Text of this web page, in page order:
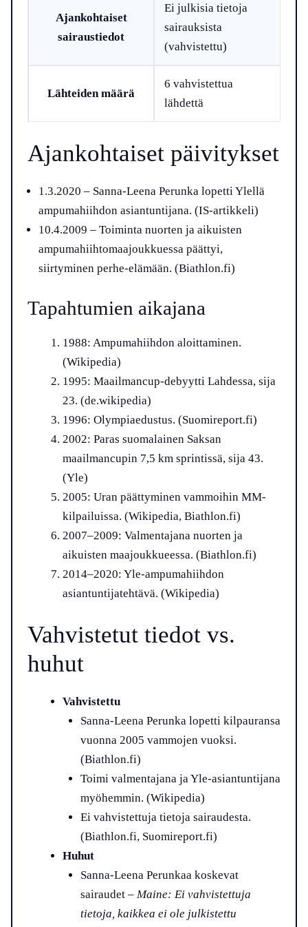
Ajankohtaiset
sairaustiedot
Ei julkisia tietoja
sairauksista
(vahvistettu)
Lähteiden määrä
6 vahvistettua
lähdettä
Ajankohtaiset päivitykset
1.3.2020 – Sanna-Leena Perunka lopetti Ylellä
ampumahiihdon asiantuntijana. (IS-artikkeli)
10.4.2009 – Toiminta nuorten ja aikuisten
ampumahiihtomaajoukkuessa päättyi,
siirtyminen perhe-elämään. (Biathlon.fi)
Tapahtumien aikajana
1988: Ampumahiihdon aloittaminen.
(Wikipedia)
1995: Maailmancup-debyytti Lahdessa, sija
23. (de.wikipedia)
1996: Olympiaedustus. (Suomireport.fi)
2002: Paras suomalainen Saksan
maailmancupin 7,5 km sprintissä, sija 43.
(Yle)
2005: Uran päättyminen vammoihin MM-
kilpailuissa. (Wikipedia, Biathlon.fi)
2007–2009: Valmentajana nuorten ja
aikuisten maajoukkueessa. (Biathlon.fi)
2014–2020: Yle-ampumahiihdon
asiantuntijatehtävä. (Wikipedia)
Vahvistetut tiedot vs.
huhut
Vahvistettu
Sanna-Leena Perunka lopetti kilpauransa
vuonna 2005 vammojen vuoksi.
(Biathlon.fi)
Toimi valmentajana ja Yle-asiantuntijana
myöhemmin. (Wikipedia)
Ei vahvistettuja tietoja sairaudesta.
(Biathlon.fi, Suomireport.fi)
Huhut
Sanna-Leena Perunkaa koskevat
sairaudet – Maine: Ei vahvistettuja
tietoja, kaikkea ei ole julkistettu